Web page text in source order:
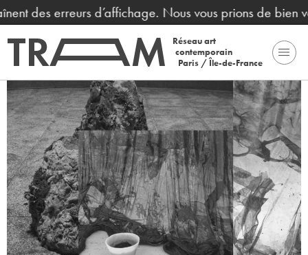
des erreurs d’affichage. Nous vous prions de bien
Réseau art
contemporain
Paris / Île-de-France